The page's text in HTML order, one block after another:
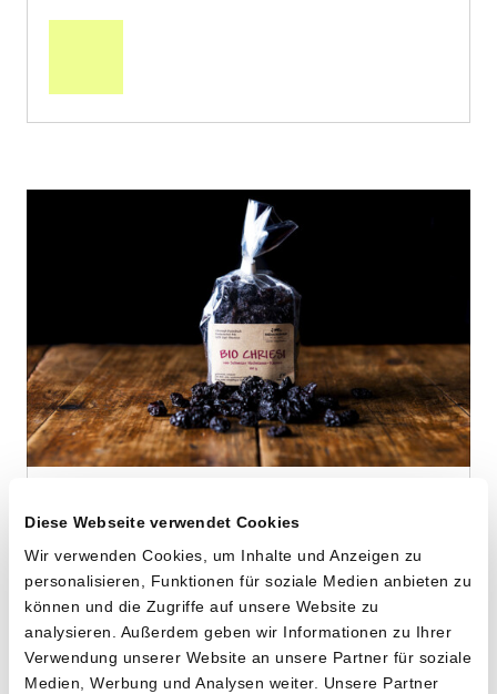
Diese Webseite verwendet Cookies
Wir verwenden Cookies, um Inhalte und Anzeigen zu
personalisieren, Funktionen für soziale Medien anbieten zu
können und die Zugriffe auf unsere Website zu
analysieren. Außerdem geben wir Informationen zu Ihrer
Verwendung unserer Website an unsere Partner für soziale
Medien, Werbung und Analysen weiter. Unsere Partner
Dörrkirschen
von Riedackerhof aus Gipf-Oberfrick, AG
100g
CHF13.40